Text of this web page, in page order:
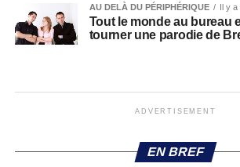
AU DELÀ DU PÉRIPHÉRIQUE Il y
Tout le monde au bureau
tourner une parodie de
ADVERTISEMENT
EN BREF